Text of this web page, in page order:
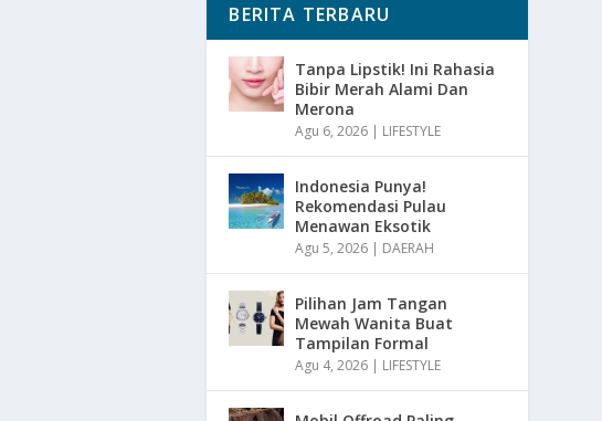
BERITA TERBARU
Tanpa Lipstik! Ini Rahasia
Bibir Merah Alami Dan
Merona
Agu 6, 2026 | LIFESTYLE
Indonesia Punya!
Rekomendasi Pulau
Menawan Eksotik
Agu 5, 2026 | DAERAH
Pilihan Jam Tangan
Mewah Wanita Buat
Tampilan Formal
Agu 4, 2026 | LIFESTYLE